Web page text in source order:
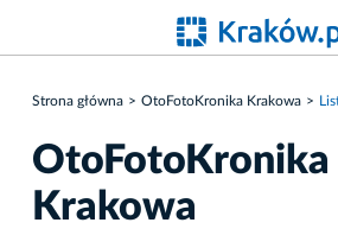
Strona główna OtoFotoKronika Krakowa
OtoFotoKronika
Krakowa